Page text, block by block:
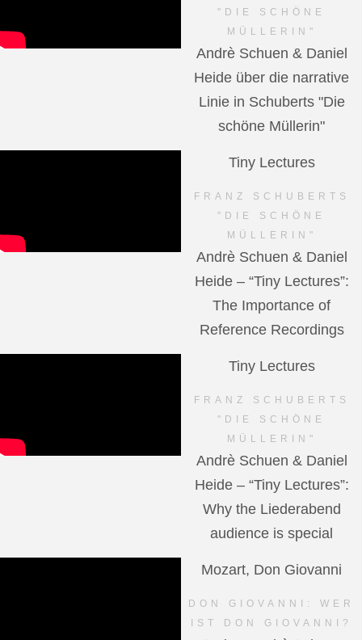
"DIE SCHÖNE
MÜLLERIN"
Andrè Schuen & Daniel
Heide über die narrative
Linie in Schuberts "Die
schöne Müllerin"
Tiny Lectures
FRANZ SCHUBERTS
"DIE SCHÖNE
MÜLLERIN"
Andrè Schuen & Daniel
Heide – “Tiny Lectures”:
The Importance of
Reference Recordings
Tiny Lectures
FRANZ SCHUBERTS
"DIE SCHÖNE
MÜLLERIN"
Andrè Schuen & Daniel
Heide – “Tiny Lectures”:
Why the Liederabend
audience is special
Mozart, Don Giovanni
DON GIOVANNI: WER
IST DON GIOVANNI?